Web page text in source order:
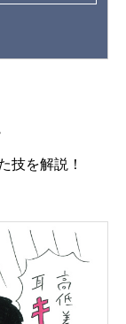
技を解説！